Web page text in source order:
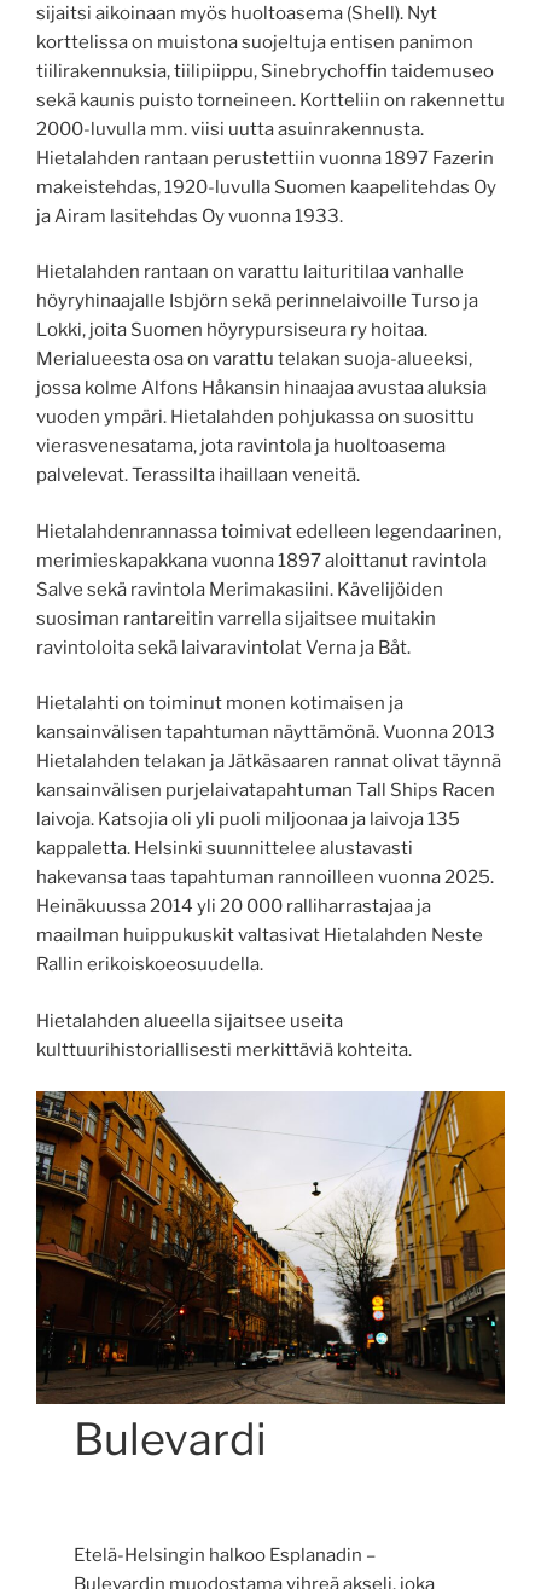
sijaitsi aikoinaan myös huoltoasema (Shell). Nyt
korttelissa on muistona suojeltuja entisen panimon
tiilirakennuksia, tiilipiippu, Sinebrychoffin taidemuseo
sekä kaunis puisto torneineen. Kortteliin on rakennettu
2000-luvulla mm. viisi uutta asuinrakennusta.
Hietalahden rantaan perustettiin vuonna 1897 Fazerin
makeistehdas, 1920-luvulla Suomen kaapelitehdas Oy
ja Airam lasitehdas Oy vuonna 1933.
Hietalahden rantaan on varattu laituritilaa vanhalle
höyryhinaajalle Isbjörn sekä perinnelaivoille Turso ja
Lokki, joita Suomen höyrypursiseura ry hoitaa.
Merialueesta osa on varattu telakan suoja-alueeksi,
jossa kolme Alfons Håkansin hinaajaa avustaa aluksia
vuoden ympäri. Hietalahden pohjukassa on suosittu
vierasvenesatama, jota ravintola ja huoltoasema
palvelevat. Terassilta ihaillaan veneitä.
Hietalahdenrannassa toimivat edelleen legendaarinen,
merimieskapakkana vuonna 1897 aloittanut ravintola
Salve sekä ravintola Merimakasiini. Kävelijöiden
suosiman rantareitin varrella sijaitsee muitakin
ravintoloita sekä laivaravintolat Verna ja Båt.
Hietalahti on toiminut monen kotimaisen ja
kansainvälisen tapahtuman näyttämönä. Vuonna 2013
Hietalahden telakan ja Jätkäsaaren rannat olivat täynnä
kansainvälisen purjelaivatapahtuman Tall Ships Racen
laivoja. Katsojia oli yli puoli miljoonaa ja laivoja 135
kappaletta. Helsinki suunnittelee alustavasti
hakevansa taas tapahtuman rannoilleen vuonna 2025.
Heinäkuussa 2014 yli 20 000 ralliharrastajaa ja
maailman huippukuskit valtasivat Hietalahden Neste
Rallin erikoiskoeosuudella.
Hietalahden alueella sijaitsee useita
kulttuurihistoriallisesti merkittäviä kohteita.
Bulevardi
Etelä-Helsingin halkoo Esplanadin –
Bulevardin muodostama vihreä akseli, joka